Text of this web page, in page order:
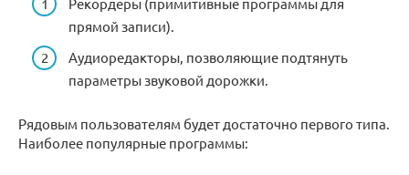
прямой записи).
Аудиоредакторы, позволяющие подтянуть
параметры звуковой дорожки.
Рядовым пользователям будет достаточно первого типа.
Наиболее популярные программы: